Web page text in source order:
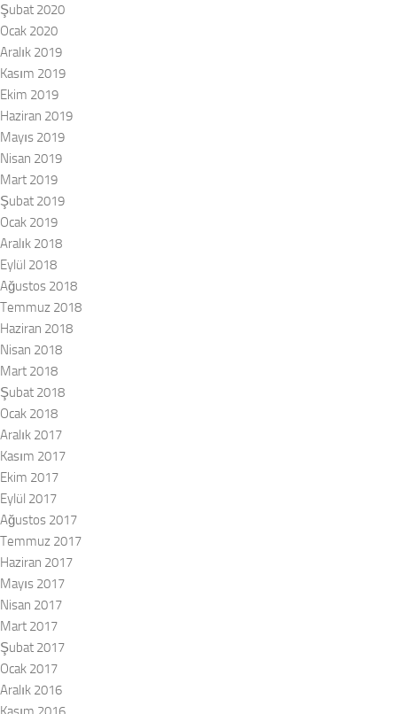
Şubat 2020
Ocak 2020
Aralık 2019
Kasım 2019
Ekim 2019
Haziran 2019
Mayıs 2019
Nisan 2019
Mart 2019
Şubat 2019
Ocak 2019
Aralık 2018
Eylül 2018
Ağustos 2018
Temmuz 2018
Haziran 2018
Nisan 2018
Mart 2018
Şubat 2018
Ocak 2018
Aralık 2017
Kasım 2017
Ekim 2017
Eylül 2017
Ağustos 2017
Temmuz 2017
Haziran 2017
Mayıs 2017
Nisan 2017
Mart 2017
Şubat 2017
Ocak 2017
Aralık 2016